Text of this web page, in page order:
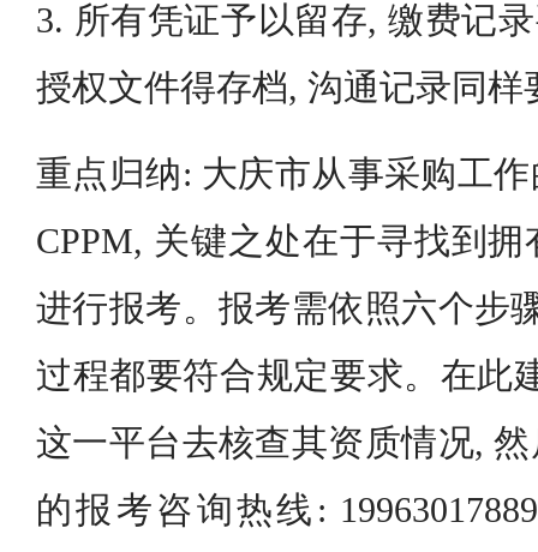
3. 所有凭证予以留存, 缴费记
授权文件得存档, 沟通记录同样
重点归纳: 大庆市从事采购工
CPPM, 关键之处在于寻找到
进行报考。报考需依照六个步
过程都要符合规定要求。在此
这一平台去核查其资质情况,
的报考咨询热线: